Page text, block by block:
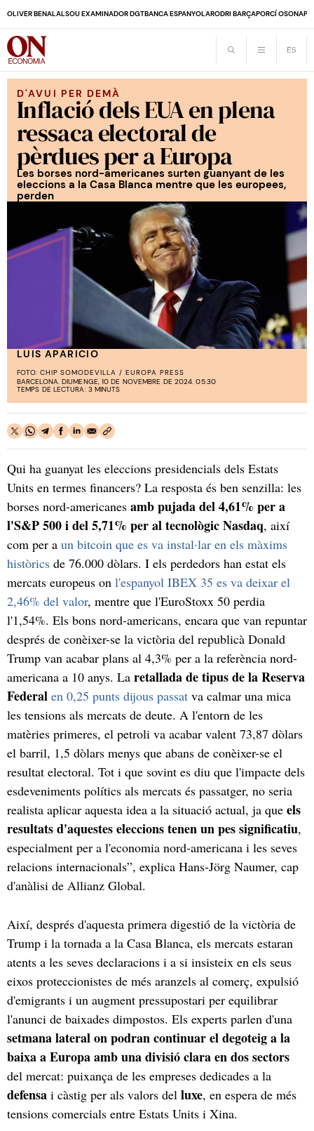
OLIVER BENALALSOU EXAMINADOR DGTBANCA ESPANYOLARODRI BARÇAPORCÍ OSONA
D'AVUI PER DEMÀ
Inflació dels EUA en plena
ressaca electoral de
pèrdues per a Europa
Les borses nord-americanes surten guanyant de les
eleccions a la Casa Blanca mentre que les europees,
perden
LUIS APARICIO
FOTO: CHIP SOMODEVILLA / EUROPA PRESS
BARCELONA. DIUMENGE, 10 DE NOVEMBRE DE 2024. 05:30
TEMPS DE LECTURA: 3 MINUTS
Qui ha guanyat les eleccions presidencials dels Estats
Units en termes financers? La resposta és ben senzilla: les
borses nord-americanes amb pujada del 4,61% per a
l'S&P 500 i del 5,71% per al tecnològic Nasdaq, així
com per a un bitcoin que es va instal·lar en els màxims
històrics de 76.000 dòlars. I els perdedors han estat els
mercats europeus on l'espanyol IBEX 35 es va deixar el
2,46% del valor, mentre que l'EuroStoxx 50 perdia
l'1,54%. Els bons nord-americans, encara que van repuntar
després de conèixer-se la victòria del republicà Donald
Trump van acabar plans al 4,3% per a la referència nord-
americana a 10 anys. La retallada de tipus de la Reserva
Federal en 0,25 punts dijous passat va calmar una mica
les tensions als mercats de deute. A l'entorn de les
matèries primeres, el petroli va acabar valent 73,87 dòlars
el barril, 1,5 dòlars menys que abans de conèixer-se el
resultat electoral. Tot i que sovint es diu que l'impacte dels
esdeveniments polítics als mercats és passatger, no seria
realista aplicar aquesta idea a la situació actual, ja que els
resultats d'aquestes eleccions tenen un pes significatiu,
especialment per a l'economia nord-americana i les seves
relacions internacionals”, explica Hans-Jörg Naumer, cap
d'anàlisi de Allianz Global.
Així, després d'aquesta primera digestió de la victòria de
Trump i la tornada a la Casa Blanca, els mercats estaran
atents a les seves declaracions i a si insisteix en els seus
eixos proteccionistes de més aranzels al comerç, expulsió
d'emigrants i un augment pressupostari per equilibrar
l'anunci de baixades dimpostos. Els experts parlen d'una
setmana lateral on podran continuar el degoteig a la
baixa a Europa amb una divisió clara en dos sectors
del mercat: puixança de les empreses dedicades a la
defensa i càstig per als valors del luxe, en espera de més
tensions comercials entre Estats Units i Xina.